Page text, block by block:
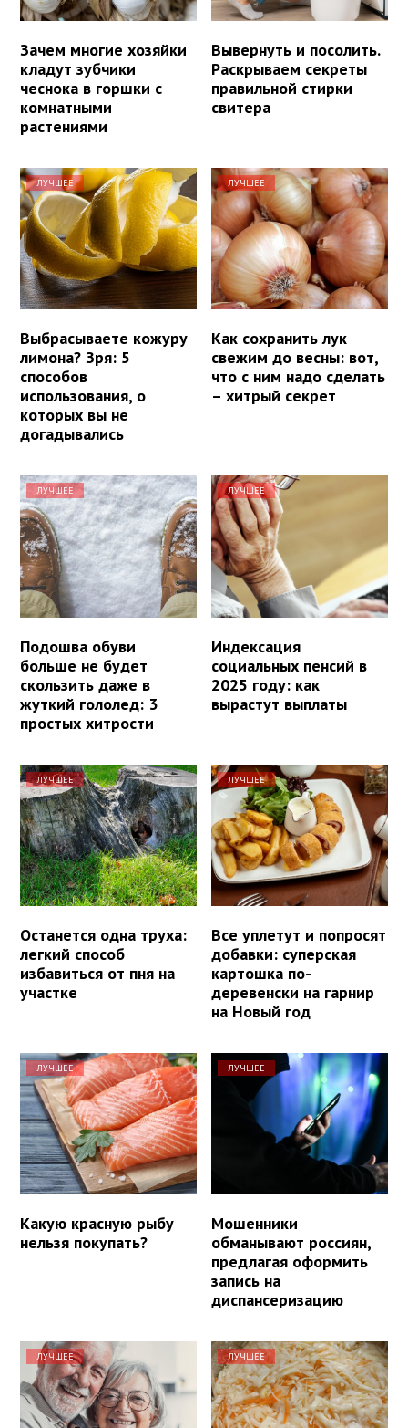
Зачем многие хозяйки
кладут зубчики
чеснока в горшки с
комнатными
растениями
Вывернуть и посолить.
Раскрываем секреты
правильной стирки
свитера
ЛУЧШЕЕ
Выбрасываете кожуру
лимона? Зря: 5
способов
использования, о
которых вы не
догадывались
ЛУЧШЕЕ
Как сохранить лук
свежим до весны: вот,
что с ним надо сделать
– хитрый секрет
ЛУЧШЕЕ
Подошва обуви
больше не будет
скользить даже в
жуткий гололед: 3
простых хитрости
ЛУЧШЕЕ
Индексация
социальных пенсий в
2025 году: как
вырастут выплаты
ЛУЧШЕЕ
Останется одна труха:
легкий способ
избавиться от пня на
участке
ЛУЧШЕЕ
Все уплетут и попросят
добавки: суперская
картошка по-
деревенски на гарнир
на Новый год
ЛУЧШЕЕ
Какую красную рыбу
нельзя покупать?
ЛУЧШЕЕ
Мошенники
обманывают россиян,
предлагая оформить
запись на
диспансеризацию
ЛУЧШЕЕ ЛУЧШЕЕ